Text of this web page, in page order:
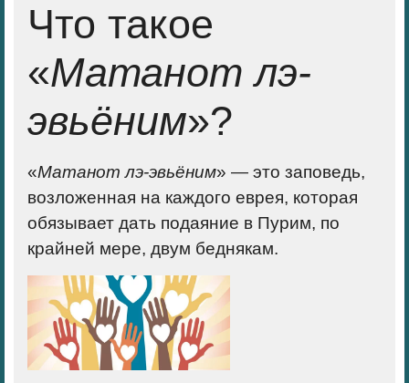
Что такое
«Матанот лэ-
эвьёним»?
«Матанот лэ-эвьёним» — это заповедь,
возложенная на каждого еврея, которая
обязывает дать подаяние в Пурим, по
крайней мере, двум беднякам.